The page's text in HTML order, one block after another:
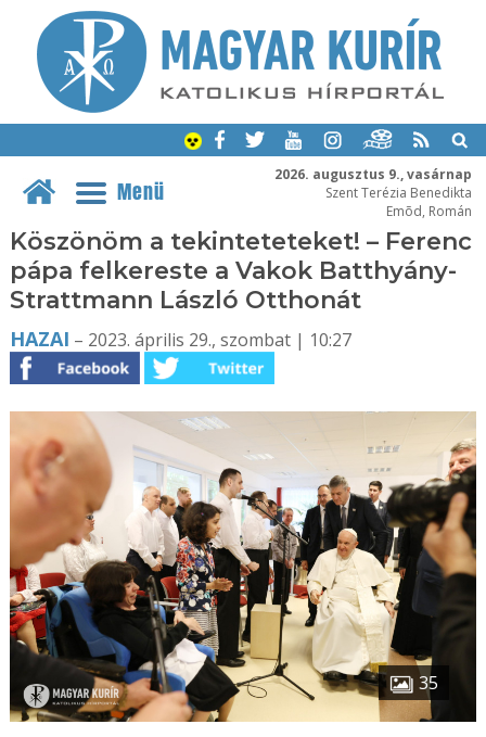
2026. augusztus 9., vasárnap
Szent Terézia Benedikta
Emõd, Román
Menü
Köszönöm a tekinteteteket! – Ferenc
pápa felkereste a Vakok Batthyány-
Strattmann László Otthonát
HAZAI – 2023. április 29., szombat | 10:27
35